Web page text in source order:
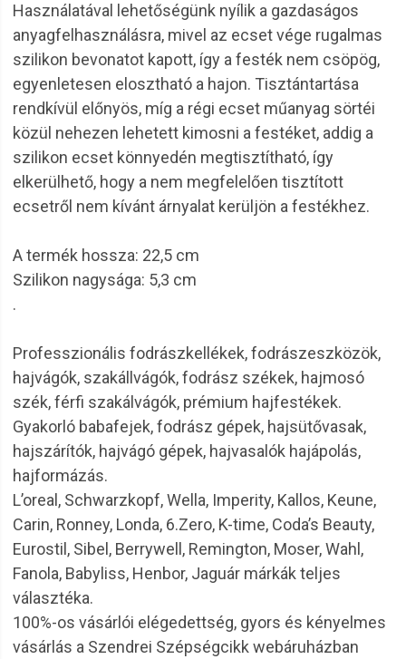
Használatával lehetőségünk nyílik a gazdaságos
anyagfelhasználásra, mivel az ecset vége rugalmas
szilikon bevonatot kapott, így a festék nem csöpög,
egyenletesen elosztható a hajon. Tisztántartása
rendkívül előnyös, míg a régi ecset műanyag sörtéi
közül nehezen lehetett kimosni a festéket, addig a
szilikon ecset könnyedén megtisztítható, így
elkerülhető, hogy a nem megfelelően tisztított
ecsetről nem kívánt árnyalat kerüljön a festékhez.
A termék hossza: 22,5 cm
Szilikon nagysága: 5,3 cm
.
Professzionális fodrászkellékek, fodrászeszközök,
hajvágók, szakállvágók, fodrász székek, hajmosó
szék, férfi szakálvágók, prémium hajfestékek.
Gyakorló babafejek, fodrász gépek, hajsütővasak,
hajszárítók, hajvágó gépek, hajvasalók hajápolás,
hajformázás.
L’oreal, Schwarzkopf, Wella, Imperity, Kallos, Keune,
Carin, Ronney, Londa, 6.Zero, K-time, Coda’s Beauty,
Eurostil, Sibel, Berrywell, Remington, Moser, Wahl,
Fanola, Babyliss, Henbor, Jaguár márkák teljes
választéka.
100%-os vásárlói elégedettség, gyors és kényelmes
vásárlás a Szendrei Szépségcikk webáruházban